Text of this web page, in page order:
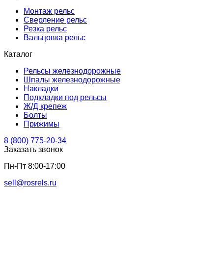
Монтаж рельс
Сверление рельс
Резка рельс
Вальцовка рельс
Каталог
Рельсы железнодорожные
Шпалы железнодорожные
Накладки
Подкладки под рельсы
Ж/Д крепеж
Болты
Прижимы
8 (800) 775-20-34
Заказать звонок
Пн-Пт 8:00-17:00
sell@rosrels.ru